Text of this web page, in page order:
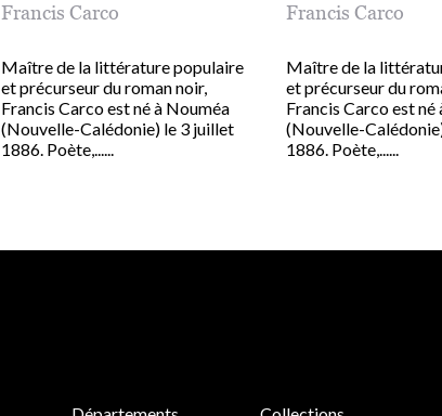
Francis Carco
Maître de la littérature populaire
et précurseur du roman noir,
Francis Carco est né à Nouméa
(Nouvelle-Calédonie) le 3 juillet
1886. Poète,......
Francis Carco
Maître de la
et précurseur du
Francis Carco est né
(Nouvelle-
1886. Poète,......